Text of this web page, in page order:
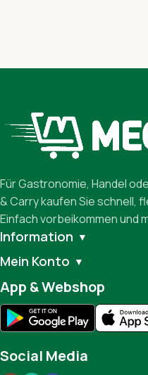
Für Gastronomie, Handel
& Carry kaufen Sie schnell,
Einfach vorbeikommen und
Information ▼
Mein Konto ▼
App & Webshop
Social Media